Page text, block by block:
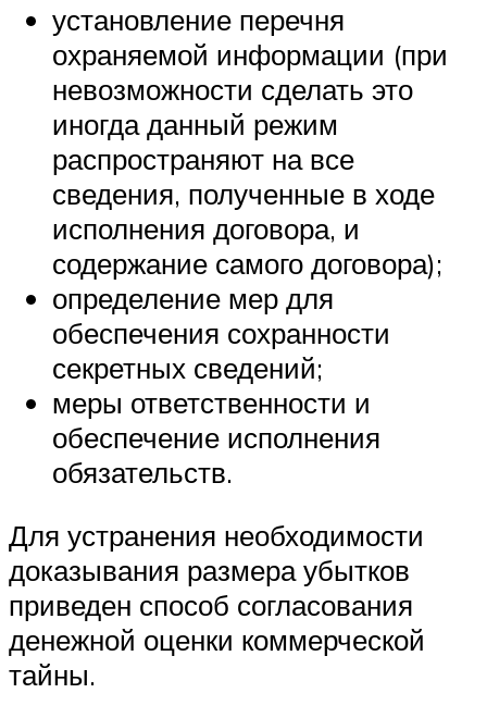
установление перечня
охраняемой информации (при
невозможности сделать это
иногда данный режим
распространяют на все
сведения, полученные в ходе
исполнения договора, и
содержание самого договора);
определение мер для
обеспечения сохранности
секретных сведений;
меры ответственности и
обеспечение исполнения
обязательств.
Для устранения необходимости
доказывания размера убытков
приведен способ согласования
денежной оценки коммерческой
тайны.